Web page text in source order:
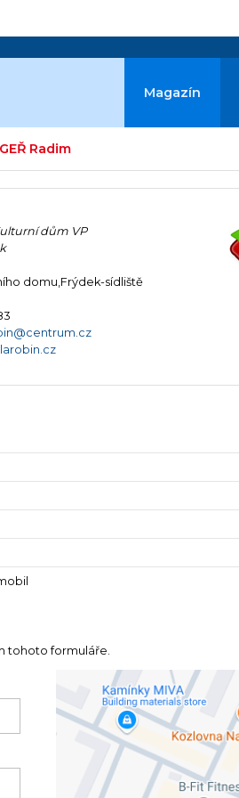
Magazín
Radim
dům VP
domu,Frýdek-sídliště
tohoto formuláře.